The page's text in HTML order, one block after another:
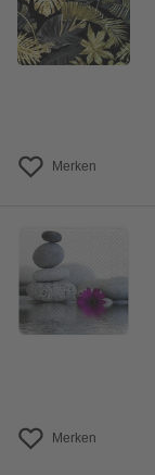
Merken
Merken